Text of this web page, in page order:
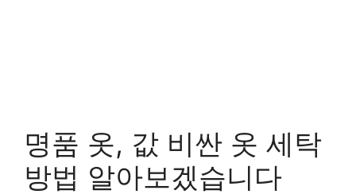
명품 옷, 값 비싼 옷 세탁
방법 알아보겠습니다